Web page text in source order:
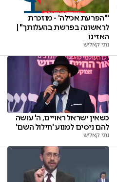
"'הפרעת אכילה' - מוזכרת
לראשונה בפרשת בהעלותך" |
האזינו
נתי קאליש
כשאין ישראל ראויים, ה' עושה
להם ניסים למנוע 'חילול השם'
נתי קאליש